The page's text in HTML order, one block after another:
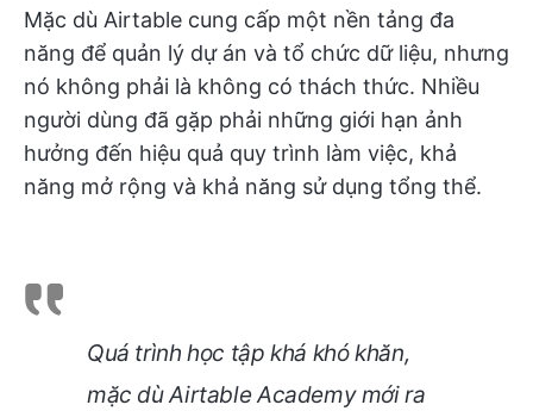
Mặc dù Airtable cung cấp một nền tảng đa
năng để quản lý dự án và tổ chức dữ liệu, nhưng
nó không phải là không có thách thức. Nhiều
người dùng đã gặp phải những giới hạn ảnh
hưởng đến hiệu quả quy trình làm việc, khả
năng mở rộng và khả năng sử dụng tổng thể.
Quá trình học tập khá khó khăn,
mặc dù Airtable Academy mới ra